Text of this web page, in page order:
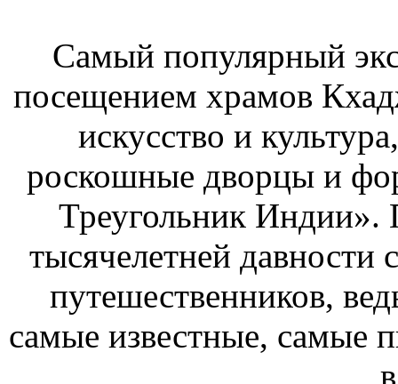
Самый популярный
посещением храмов
искусство и
роскошные дворцы и
Треугольник
тысячелетней
путешественников,
самые известные, самые